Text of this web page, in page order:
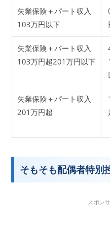
失業保険＋パート収入
103万円以下
失業保険＋パート収入
103万円超201万円以下
失業保険＋パート収入
201万円超
そもそも配偶者特別